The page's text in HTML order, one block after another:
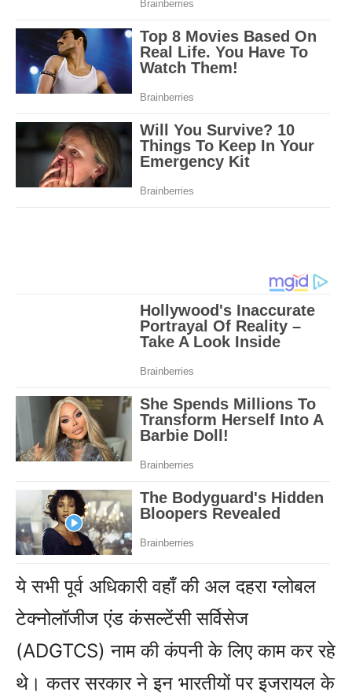
ये सभी पूर्व अधिकारी वहाँ की अल दहरा ग्लोबल
टेक्नोलॉजीज एंड कंसल्टेंसी सर्विसेज
(ADGTCS) नाम की कंपनी के लिए काम कर रहे
थे। कतर सरकार ने इन भारतीयों पर इजरायल के